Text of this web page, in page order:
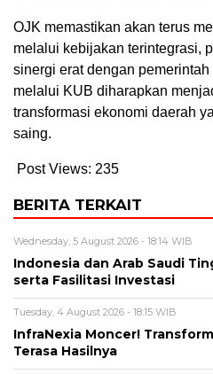
OJK memastikan akan terus
melalui kebijakan terintegrasi,
sinergi erat dengan
melalui KUB diharapkan
transformasi ekonomi daerah
saing.
Post Views: 235
BERITA TERKAIT
Wednesday, 5 August 2026 - 18:14 WIB
Indonesia dan Arab Saudi
serta Fasilitasi Investasi
Tuesday, 4 August 2026 - 18:15 WIB
InfraNexia Moncer!
Terasa Hasilnya